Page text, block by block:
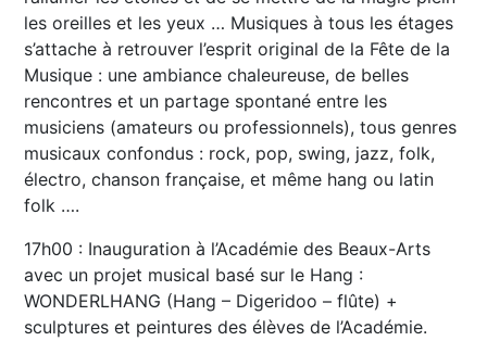
les oreilles et les yeux … Musiques à tous les étages
s’attache à retrouver l’esprit original de la Fête de la
Musique : une ambiance chaleureuse, de belles
rencontres et un partage spontané entre les
musiciens (amateurs ou professionnels), tous genres
musicaux confondus : rock, pop, swing, jazz, folk,
électro, chanson française, et même hang ou latin
folk ….
17h00 : Inauguration à l’Académie des Beaux-Arts
avec un projet musical basé sur le Hang :
WONDERLHANG (Hang – Digeridoo – flûte) +
sculptures et peintures des élèves de l’Académie.